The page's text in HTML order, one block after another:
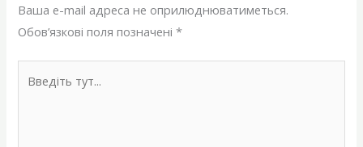
Ваша e-mail адреса не оприлюднюватиметься.
Обов’язкові поля позначені*